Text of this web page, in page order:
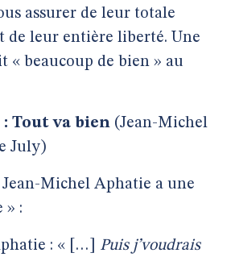
assurer de leur totale
de leur entière liberté. Une
« beaucoup de bien » au
: Tout va bien (Jean-Michel
July)
Michel Aphatie a une
» :
: « […] Puis j’voudrais